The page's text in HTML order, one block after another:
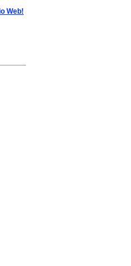
Web!